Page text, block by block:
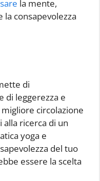
la mente,
consapevolezza
di
di leggerezza e
circolazione
alla ricerca di un
yoga e
del tuo
essere la scelta